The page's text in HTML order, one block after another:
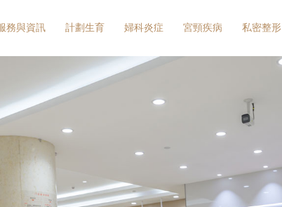
務與資訊 計劃生育 婦科炎症 宮頸疾病 私密整形